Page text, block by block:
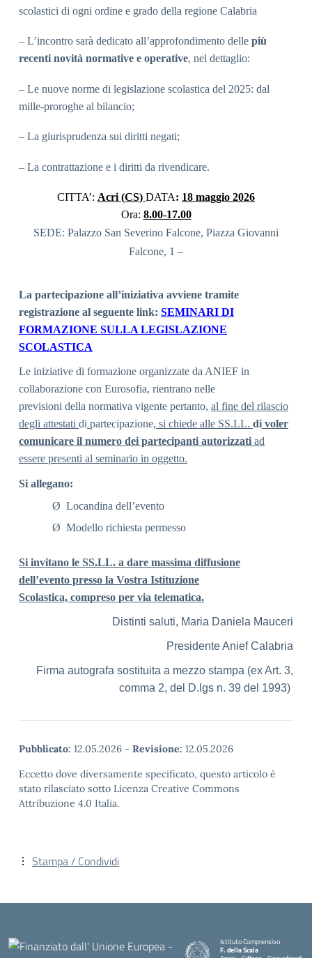
scolastici di ogni ordine e grado della regione Calabria
– L’incontro sarà dedicato all’approfondimento delle più
recenti novità normative e operative, nel dettaglio:
– Le nuove norme di legislazione scolastica del 2025: dal
mille-proroghe al bilancio;
– La giurisprudenza sui diritti negati;
– La contrattazione e i diritti da rivendicare.
CITTA’: Acri (CS) DATA: 18 maggio 2026
Ora: 8.00-17.00
SEDE: Palazzo San Severino Falcone, Piazza Giovanni
Falcone, 1 –
La partecipazione all’iniziativa avviene tramite
registrazione al seguente link: SEMINARI DI
FORMAZIONE SULLA LEGISLAZIONE
SCOLASTICA
Le iniziative di formazione organizzate da ANIEF in
collaborazione con Eurosofia, rientrano nelle
previsioni della normativa vigente pertanto, al fine del rilascio
degli attestati di partecipazione, si chiede alle SS.LL. di voler
comunicare il numero dei partecipanti autorizzati ad
essere presenti al seminario in oggetto.
Si allegano:
Ø Locandina dell’evento
Ø Modello richiesta permesso
Si invitano le SS.LL. a dare massima diffusione
dell’evento presso la Vostra Istituzione
Scolastica, compreso per via telematica.
Distinti saluti, Maria Daniela Mauceri
Presidente Anief Calabria
Firma autografa sostituita a mezzo stampa (ex Art. 3,
comma 2, del D.lgs n. 39 del 1993)
Pubblicato: 12.05.2026 - Revisione: 12.05.2026
Eccetto dove diversamente specificato, questo articolo è
stato rilasciato sotto Licenza Creative Commons
Attribuzione 4.0 Italia.
Stampa / Condividi
Istituto Comprensivo
F. della Scala